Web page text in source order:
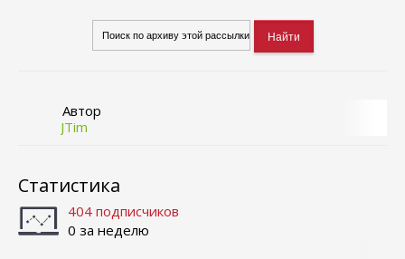
Автор
JTim
Статистика
404 подписчиков
0 за неделю